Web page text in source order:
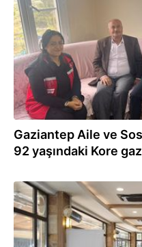
Gaziantep Aile ve
92 yaşındaki Kore
07.03.2024